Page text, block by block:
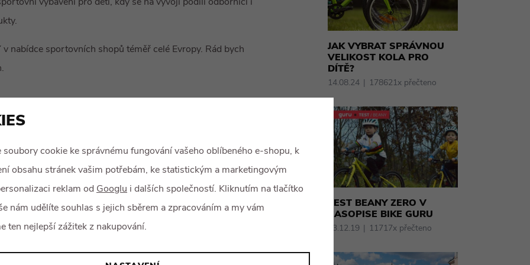
vybavení pro děti, kdy se na vývoji podílí odborníci i
nabídce sportovních shopů téměř celé Evropy. Rád bych
BEANY důležité téma SPORTOVÁNÍ DĚTÍ = ZDRAVÝ
dětskými trenéry a zohledňovat jejich poznatky a
bohatou sportovní a profesní minulost.
Společnost AR Sport Snowboards, provozující projekt
JAK VYBRAT SPRÁVNOU
VELIKOST KOLA PRO
DÍTĚ?
14.08.24 178621x přečteno
TEST BEANY ZERO V
ČASOPISE BIKE GURU
03.12.19 11717x přečteno
soubory cookie ke správnému fungování vašeho oblíbeného e-shopu, k
obsahu stránek vašim potřebám, ke statistickým a marketingovým
reklam od Googlu i dalších společností. Kliknutím na tlačítko
nám udělíte souhlas s jejich sběrem a zpracováním a my vám
ten nejlepší zážitek z nakupování.